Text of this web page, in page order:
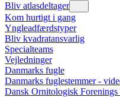
Bliv atlasdeltager
Kom hurtigt i gang
Yngleadfærdstyper
Bliv kvadratansvarlig
Specialteams
Vejledninger
Danmarks fugle
Danmarks fuglestemmer -
Dansk Ornitologisk